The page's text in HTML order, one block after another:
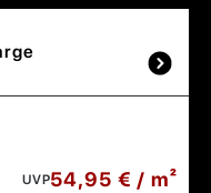
UVP54,95 € / m²